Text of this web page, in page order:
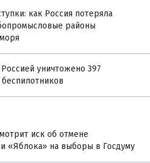
как Россия потеряла
районы
уничтожено 397
иск об отмене
«Яблока» на выборы в Госдуму